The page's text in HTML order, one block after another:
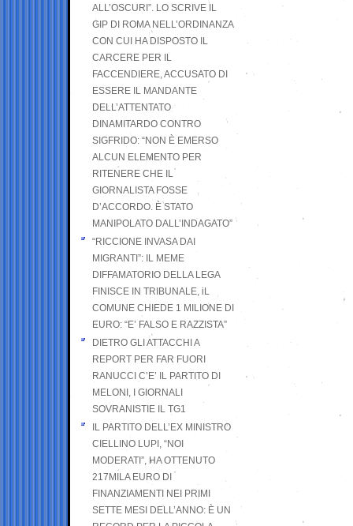
ALL’OSCURI”. LO SCRIVE IL
GIP DI ROMA NELL’ORDINANZA
CON CUI HA DISPOSTO IL
CARCERE PER IL
FACCENDIERE, ACCUSATO DI
ESSERE IL MANDANTE
DELL’ATTENTATO
DINAMITARDO CONTRO
SIGFRIDO: “NON È EMERSO
ALCUN ELEMENTO PER
RITENERE CHE IL
GIORNALISTA FOSSE
D’ACCORDO. È STATO
MANIPOLATO DALL’INDAGATO”
“RICCIONE INVASA DAI
MIGRANTI”: IL MEME
DIFFAMATORIO DELLA LEGA
FINISCE IN TRIBUNALE, iL
COMUNE CHIEDE 1 MILIONE DI
EURO: “E’ FALSO E RAZZISTA”
DIETRO GLI ATTACCHI A
REPORT PER FAR FUORI
RANUCCI C’E’ IL PARTITO DI
MELONI, I GIORNALI
SOVRANISTIE IL TG1
IL PARTITO DELL’EX MINISTRO
CIELLINO LUPI, “NOI
MODERATI”, HA OTTENUTO
217MILA EURO DI
FINANZIAMENTI NEI PRIMI
SETTE MESI DELL’ANNO: È UN